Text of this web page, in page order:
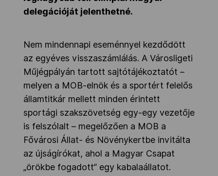
delegációját jelenthetné.
Nem mindennapi eseménnyel kezdődött
az egyéves visszaszámlálás. A Városligeti
Műjégpályán tartott sajtótájékoztatót –
melyen a MOB-elnök és a sportért felelős
államtitkár mellett minden érintett
sportági szakszövetség egy-egy vezetője
is felszólalt – megelőzően a MOB a
Fővárosi Állat- és Növénykertbe invitálta
az újságírókat, ahol a Magyar Csapat
„örökbe fogadott” egy kabalaállatot.